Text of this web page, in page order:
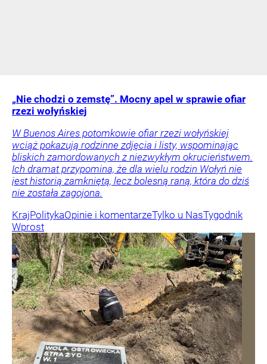
„Nie chodzi o zemstę”. Mocny apel w sprawie ofiar
rzezi wołyńskiej
W Buenos Aires potomkowie ofiar rzezi wołyńskiej
wciąż pokazują rodzinne zdjęcia i listy, wspominając
bliskich zamordowanych z niezwykłym okrucieństwem.
Ich dramat przypomina, że dla wielu rodzin Wołyń nie
jest historią zamkniętą, lecz bolesną raną, która do dziś
nie została zagojona.
KrajPolitykaOpinie i komentarzeTylko u NasTygodnik
Wprost